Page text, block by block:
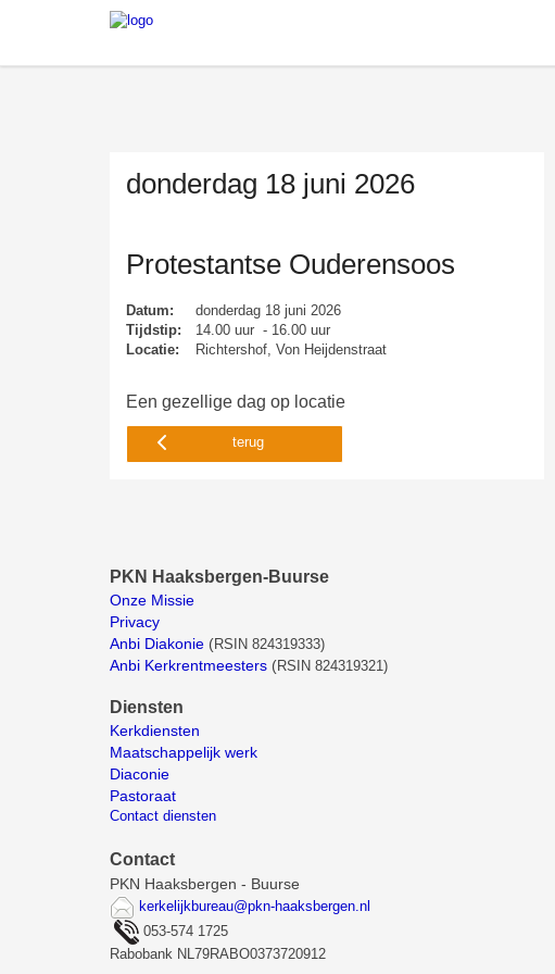
donderdag 18 juni 2026
Protestantse Ouderensoos
Datum:
donderdag 18 juni 2026
Tijdstip:
14.00 uur - 16.00 uur
Locatie:
Richtershof, Von Heijdenstraat
Een gezellige dag op locatie
terug
PKN Haaksbergen-Buurse
Onze Missie
Privacy
Anbi Diakonie (RSIN 824319333)
Anbi Kerkrentmeesters (RSIN 824319321)
Diensten
Kerkdiensten
Maatschappelijk werk
Diaconie
Pastoraat
Contact diensten
Contact
PKN Haaksbergen - Buurse
kerkelijkbureau@pkn-haaksbergen.nl
053-574 1725
Rabobank NL79RABO0373720912